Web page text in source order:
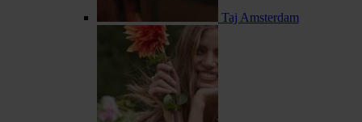
Taj Amsterdam